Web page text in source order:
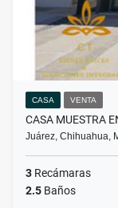
CASA VENTA
CASA MUESTRA
Juárez, Chihuahua,
3 Recámaras
2.5 Baños